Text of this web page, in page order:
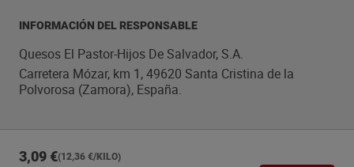
INFORMACIÓN DEL RESPONSABLE
Quesos El Pastor-Hijos De Salvador, S.A.
Carretera Mózar, km 1, 49620 Santa Cristina de la
Polvorosa (Zamora), España.
3,09 €(12,36 €/KILO)